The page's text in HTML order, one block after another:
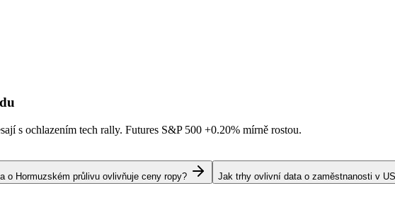
s ochlazením tech rally. Futures S&P 500 +0.20% mírně rostou.
o Hormuzském průlivu ovlivňuje ceny ropy? Jak trhy ovlivní data o zaměstnanosti v